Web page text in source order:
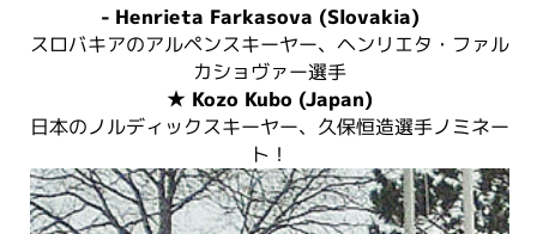
- Henrieta Farkasova (Slovakia)
スロバキアのアルペンスキーヤー、ヘンリエタ・ファル
カショヴァー選手
★ Kozo Kubo (Japan)
日本のノルディックスキーヤー、久保恒造選手ノミネー
ト！